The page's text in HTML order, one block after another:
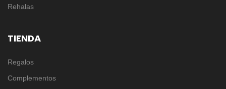
Rehalas
TIENDA
Regalos
Complementos